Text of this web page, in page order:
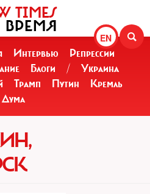
EN
TIMES
Интервью
Репрессии
Блоги /
Украина
Трамп Путин
Кремль
Дума